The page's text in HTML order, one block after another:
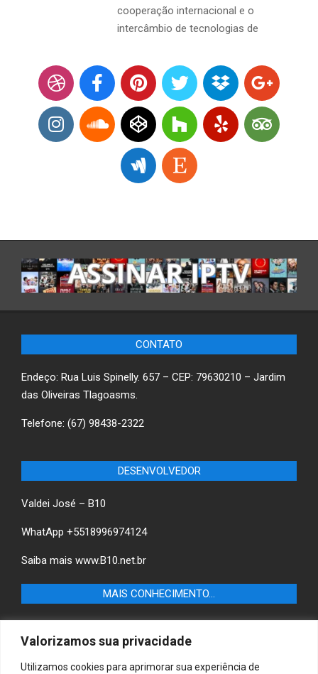
Valorizamos sua privacidade
Utilizamos cookies para aprimorar sua experiência de
cooperação internacional e o
intercâmbio de tecnologias de
CONTATO
Endeço: Rua Luis Spinelly. 657 – CEP: 79630210 – Jardim
das Oliveiras Tlagoasms.
Telefone: (67) 98438-2322
DESENVOLVEDOR
Valdei José – B10
WhatApp +5518996974124
Saiba mais www.B10.net.br
MAIS CONHECIMENTO…
Castilho-SP e descubra as melhores empresas e serviços
locais.